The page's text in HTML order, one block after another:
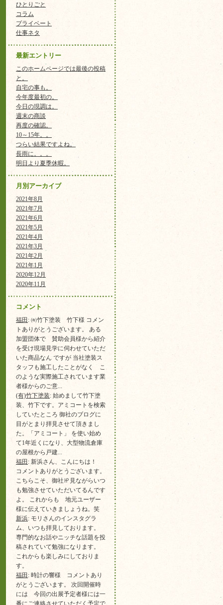
ひとりごと
コラム
プライベート
仕事ネタ
最新エントリー
このホームページでは最後の投稿
と。
自宅の事も。
今年度最初の。
今日の現調は。
週末の商談
再度の確認。
10～15年。。
つらい結果ですよね。
長雨に。。。
明日より夏季休暇。
月別アーカイブ
2021年8月
2021年7月
2021年6月
2021年5月
2021年4月
2021年3月
2021年2月
2021年1月
2020年12月
2020年11月
コメント
福田 : ㈲竹下塗装 竹下様 コメン
トありがとうございます。 ある
加盟団体で 賛助会員様から紹介
を受け現場見学に伺わせていただ
いた商品なん ですが 当社塗装ス
タッフも施工したことがなく こ
のような実際施工されています業
者様からのご意...
(有)竹下塗装: 始めまして竹下塗
装、竹下です。アミコートを検索
していたところ 御社のブログに
目がとまり拝見させて頂きまし
た。「アミコート」 を使い始め
て1年近くになり、大型物流倉庫
の屋根から戸建...
福田 : 新浜さん、こんにちは！
コメントありがとうございます。
こちらこそ、御社㏋見ながらいつ
も勉強させていただいてるんです
よ。 これからも 地元ユーザー
様に伝えていきましょうね。笑
新浜: モリさんのインスタグラ
ム、いつも拝見しております。
専門的なお話やニッチな話題を投
稿されていて勉強になります。
これからも楽しみにしておりま
す。
福田 : 時計の響様 コメントあり
がとうございます。 次回開催時
には 今回の出展予定者様には一
番にご連絡させていただく予定で